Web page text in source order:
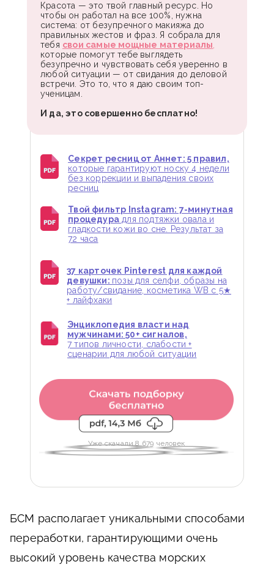
Красота — это твой главный ресурс. Но
чтобы он работал на все 100%, нужна
система: от безупречного макияжа до
правильных жестов и фраз. Я собрала для
тебя свои самые мощные материалы
которые помогут тебе выглядеть
безупречно и чувствовать себя уверенно в
любой ситуации — от свидания до деловой
встречи. Это то, что я даю своим топ-
ученицам.
И да, это совершенно бесплатно!
Секрет ресниц от Аннет: 5 правил,
которые гарантируют носку 4 недели
без коррекции и выпадения своих
ресниц
Твой фильтр Instagram: 7-минутная
процедурадля подтяжки овала и
гладкости кожи во сне. Результат за
72 часа
Уже скачали 8 679 человек
37 карточек Pinterest для каждой
девушки: позы для селфи, образы на
работу/свидание, косметика WB с 5★
+ лайфхаки
Энциклопедия власти над
мужчинами: 50+ сигналов,
7 типов личности, слабости +
сценарии для любой ситуации
БСМ располагает уникальными способами
переработки, гарантирующими очень
высокий уровень качества морских